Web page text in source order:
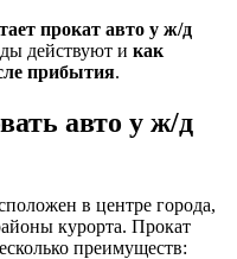
прокат авто у ж/д
действуют и как
прибытия.
авто у ж/д
в центре города,
курорта. Прокат
преимуществ: